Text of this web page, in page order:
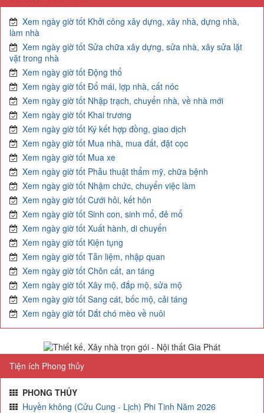
Xem ngày giờ tốt Khởi công xây dựng, xây nhà, dựng nhà,
làm nhà
Xem ngày giờ tốt Sửa chữa xây dựng, sửa nhà, xây sửa lặt
vặt trong nhà
Xem ngày giờ tốt Động thổ
Xem ngày giờ tốt Đổ mái, lợp nhà, cất nóc
Xem ngày giờ tốt Nhập trạch, chuyển nhà, về nhà mới
Xem ngày giờ tốt Khai trương
Xem ngày giờ tốt Ký kết hợp đồng, giao dịch
Xem ngày giờ tốt Mua nhà, mua đất, đặt cọc
Xem ngày giờ tốt Mua xe
Xem ngày giờ tốt Phẫu thuật thẩm mỹ, chữa bệnh
Xem ngày giờ tốt Nhậm chức, chuyển việc làm
Xem ngày giờ tốt Cưới hỏi, kết hôn
Xem ngày giờ tốt Sinh con, sinh mổ, đẻ mổ
Xem ngày giờ tốt Xuất hành, di chuyển
Xem ngày giờ tốt Kiện tụng
Xem ngày giờ tốt Tẫn liệm, nhập quan
Xem ngày giờ tốt Chôn cất, an táng
Xem ngày giờ tốt Xây mộ, đắp mộ, sửa mộ
Xem ngày giờ tốt Sang cát, bốc mộ, cải táng
Xem ngày giờ tốt Dắt chó mèo về nuôi
Tiện ích Phong thủy
PHONG THỦY
Huyền không (Cửu Cung - Lịch) Phi Tinh Năm 2026